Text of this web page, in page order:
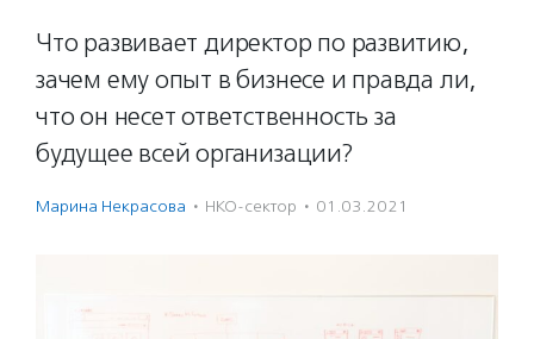
Что развивает директор по развитию,
зачем ему опыт в бизнесе и правда ли,
что он несет ответственность за
будущее всей организации?
Марина Некрасова · НКО-сектор · 01.03.2021